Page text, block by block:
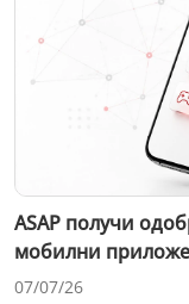
ASAP получи
мобилни
07/07/26